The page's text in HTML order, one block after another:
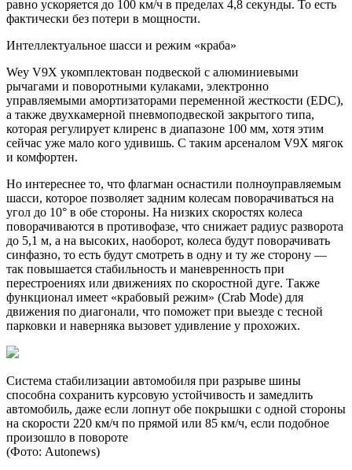
равно ускоряется до 100 км/ч в пределах 4,8 секунды. То есть
фактически без потери в мощности.
Интеллектуальное шасси и режим «краба»
Wey V9X укомплектован подвеской с алюминиевыми
рычагами и поворотными кулаками, электронно
управляемыми амортизаторами переменной жесткости (EDC),
а также двухкамерной пневмоподвеской закрытого типа,
которая регулирует клиренс в диапазоне 100 мм, хотя этим
сейчас уже мало кого удивишь. C таким арсеналом V9X мягок
и комфортен.
Но интереснее то, что флагман оснастили полноуправляемым
шасси, которое позволяет задним колесам поворачиваться на
угол до 10° в обе стороны. На низких скоростях колеса
поворачиваются в противофазе, что снижает радиус разворота
до 5,1 м, а на высоких, наоборот, колеса будут поворачивать
синфазно, то есть будут смотреть в одну и ту же сторону —
так повышается стабильность и маневренность при
перестроениях или движениях по скоростной дуге. Также
функционал имеет «крабовый режим» (Crab Mode) для
движения по диагонали, что поможет при выезде с тесной
парковки и наверняка вызовет удивление у прохожих.
Система стабилизации автомобиля при разрыве шины
способна сохранить курсовую устойчивость и замедлить
автомобиль, даже если лопнут обе покрышки с одной стороны
на скорости 220 км/ч по прямой или 85 км/ч, если подобное
произошло в повороте
(Фото: Autonews)